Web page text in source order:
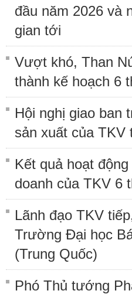
đầu năm 2026 và
gian tới
Vượt khó, Than
thành kế hoạch 6
Hội nghị giao ban
sản xuất của TKV
Kết quả hoạt
doanh của TKV 6
Lãnh đạo TKV
Trường Đại học
(Trung Quốc)
Phó Thủ tướng